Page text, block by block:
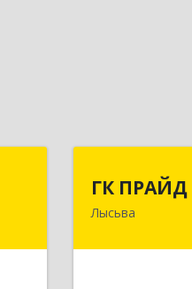
ГК ПРАЙД
Лысьва618909,